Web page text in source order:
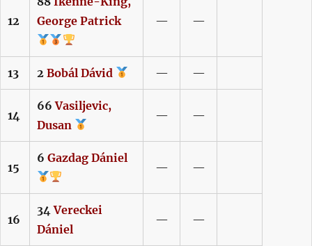
12
George Patrick
— —
13 2 Bobál Dávid — —
14
66Vasiljevic,
Dusan
— —
15
6 Gazdag Dániel
— —
16
34Vereckei
Dániel
— —